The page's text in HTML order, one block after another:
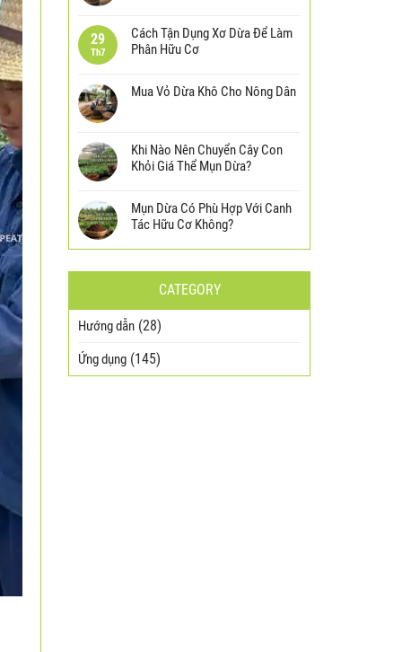
29
Th7
Cách Tận Dụng Xơ Dừa Để Làm
Phân Hữu Cơ
Mua Vỏ Dừa Khô Cho Nông Dân
Khi Nào Nên Chuyển Cây Con
Khỏi Giá Thể Mụn Dừa?
Mụn Dừa Có Phù Hợp Với Canh
Tác Hữu Cơ Không?
CATEGORY
Hướng dẫn (28)
Ứng dụng (145)